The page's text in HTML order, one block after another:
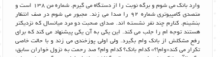
وارد بانک می شوم و برگه نوبت را از دستگاه می گیرم. شماره من 138 است و
متصدی کامپیوتری شماره 92 را صدا می زند. مجبور می شوم در صف انتظار
بنشینم. کنارم چند نفر نشسته اند. صدای صحبت دو مرد میانسال که نزدیکتر
هستند توجه ام را جلب می کند. این یکی به آن یکی پیشنهاد می کند که برای
رفع مشکلش از بانک وام بگیرد. ولی اولی پوزخندی می زند و با حالت خاصی
تکرار می کند«وام!؟» کدام بانک؟ کدام وام؟ صد رحمت به نزول خواران سابق،